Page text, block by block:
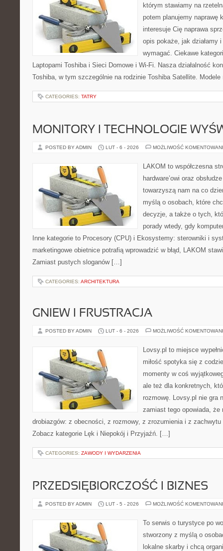
którym stawiamy na
potem planujemy naprawę
interesuje Cię naprawa
opis pokaże, jak działamy
wymagać. Ciekawe
Laptopami Toshiba i Sieci Domowe i Wi-Fi. Nasza działalność
Toshiba, w tym szczególnie na rodzinie Toshiba Satellite.
CATEGORIES: TATRY
MONITORY I TECHNOLOGIE
POSTED BY ADMIN LUT - 6 - 2026 MOŻLIWOŚĆ
LAKOM to współczesna
hardware’owi oraz
towarzyszą nam na co
myślą o osobach, które
decyzje, a także o tych,
porady wtedy, gdy
Inne kategorie to Procesory (CPU) i Ekosystemy: sterowniki i
marketingowe obietnice potrafią wprowadzić w błąd, LAKOM
Zamiast pustych sloganów […]
CATEGORIES: ARCHITEKTURA
GNIEW I FRUSTRACJA
POSTED BY ADMIN LUT - 6 - 2026 MOŻLIWOŚĆ
Lovsy.pl to miejsce
miłość spotyka się z
momenty w coś
ale też dla konkretnych,
rozmowę. Lovsy.pl nie gra
zamiast tego opowiada,
drobiazgów: z obecności, z rozmowy, z zrozumienia i z
Zobacz kategorie Lęk i Niepokój i Przyjaźń. […]
CATEGORIES: ZAWODY I WYDARZENIA
PRZEDSIĘBIORCZOŚĆ I BIZNES
POSTED BY ADMIN LUT - 5 - 2026 MOŻLIWOŚĆ
To serwis o turystyce po
stworzony z myślą o
lokalne skarby i chcą